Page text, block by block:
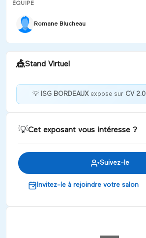
ÉQUIPE
Romane Blucheau
🎪Stand Virtuel
💡 ISG BORDEAUXexpose sur CV 2.0
💡Cet exposant vous intéresse ?
Suivez-le
Invitez-le à rejoindre votre salon